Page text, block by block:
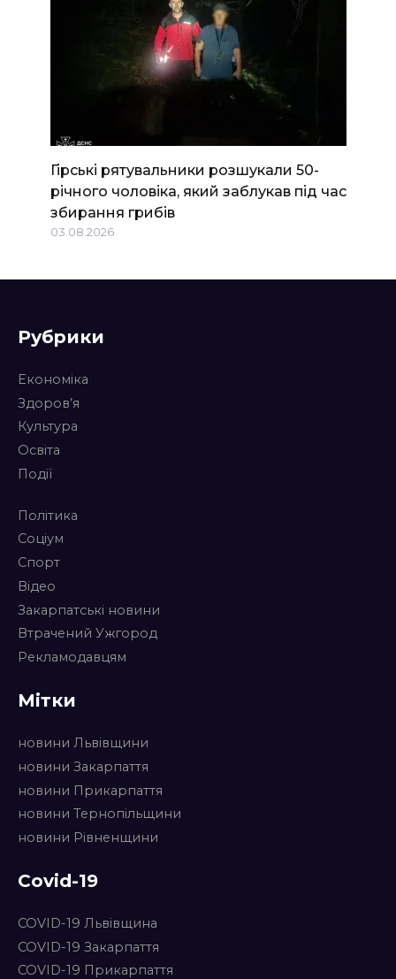
Гірські рятувальники розшукали 50-
річного чоловіка, який заблукав під час
збирання грибів
03.08.2026
Рубрики
Економіка
Здоров’я
Культура
Освіта
Події
Політика
Соціум
Спорт
Відео
Закарпатські новини
Втрачений Ужгород
Рекламодавцям
Мітки
новини Львівщини
новини Закарпаття
новини Прикарпаття
новини Тернопільщини
новини Рівненщини
Covid-19
COVID-19 Львівщина
COVID-19 Закарпаття
COVID-19 Прикарпаття